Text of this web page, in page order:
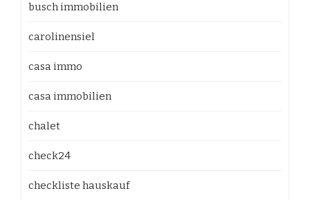
busch immobilien
carolinensiel
casa immo
casa immobilien
chalet
check24
checkliste hauskauf